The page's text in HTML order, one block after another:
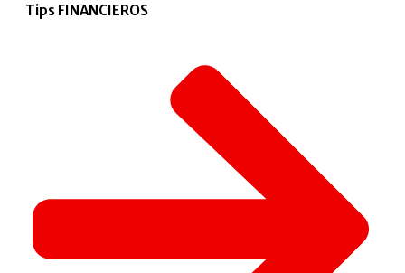
Tips FINANCIEROS